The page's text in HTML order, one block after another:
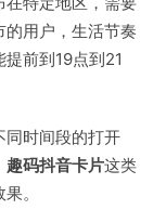
用户，生活节奏
前到19点到21
同时间段的打开
趣码抖音卡片这类
。